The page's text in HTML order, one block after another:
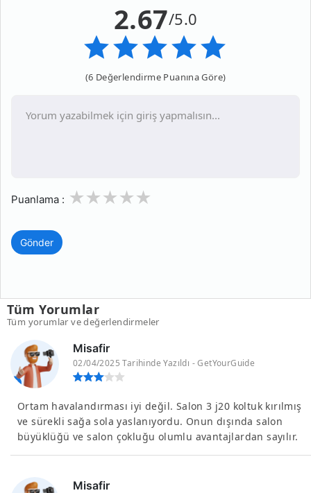
2.67/5.0
(6 Değerlendirme Puanına Göre)
Puanlama : 3
2
1
Gönder
Tüm Yorumlar
Tüm yorumlar ve değerlendirmeler
Misafir
02/04/2025 Tarihinde Yazıldı - GetYourGuide
Ortam havalandırması iyi değil. Salon 3 j20 koltuk kırılmış
ve sürekli sağa sola yaslanıyordu. Onun dışında salon
büyüklüğü ve salon çokluğu olumlu avantajlardan sayılır.
Misafir